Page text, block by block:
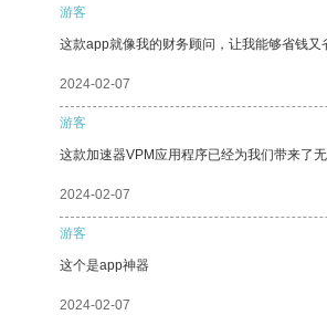
游客
这款app就像我的财务顾问，让我能够省钱又
2024-02-07
游客
这款加速器VPM应用程序已经为我们带来了
2024-02-07
游客
这个是app神器
2024-02-07